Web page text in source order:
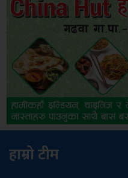
हाम्रो टीम